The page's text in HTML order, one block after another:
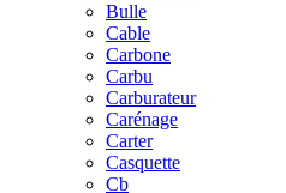
Bulle
Cable
Carbone
Carbu
Carburateur
Carénage
Carter
Casquette
Cb